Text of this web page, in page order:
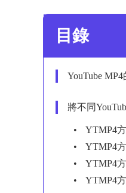
目錄
YouTube
將不同
YTMP4
YTMP4
YTMP4
YTMP4